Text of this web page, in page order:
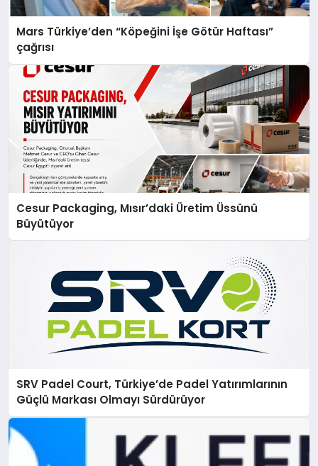
Mars Türkiye’den “Köpeğini İşe Götür Haftası”
çağrısı
Cesur Packaging, Mısır’daki Üretim Üssünü
Büyütüyor
SRV Padel Court, Türkiye’de Padel Yatırımlarının
Güçlü Markası Olmayı Sürdürüyor